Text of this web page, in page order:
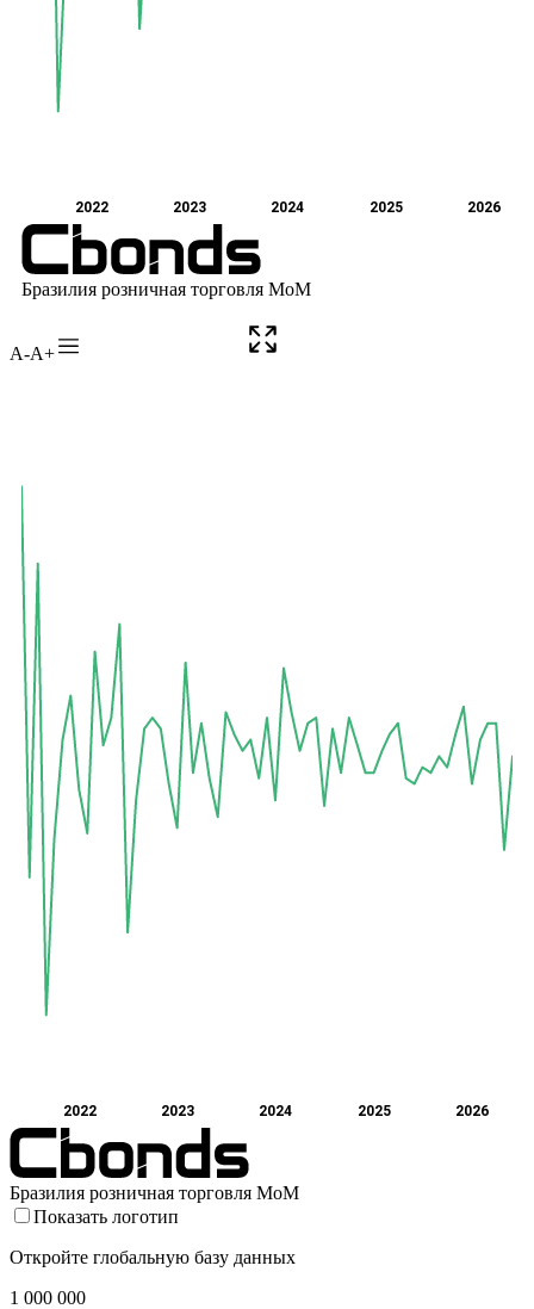
A-A+
2022 2023 2024 2025 2026
Бразилия розничная торговля MoM
Показать логотип
Откройте глобальную базу данных
1 000 000